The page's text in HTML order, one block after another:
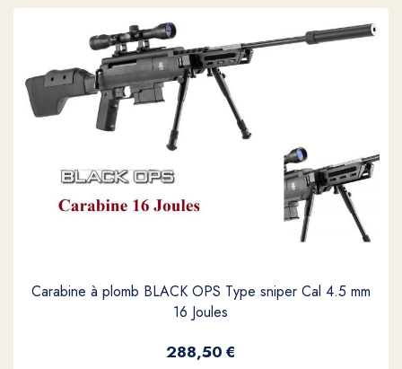
Carabine à plomb BLACK OPS Type sniper Cal 4.5 mm
16 Joules
288,50€